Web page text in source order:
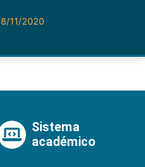
11/2020
Sistema
académico